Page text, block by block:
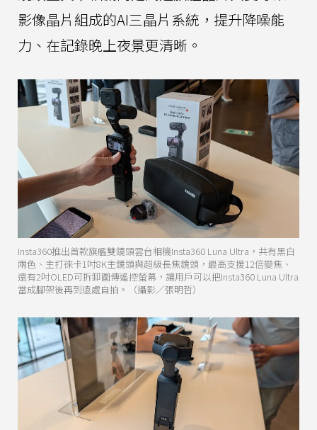
影像晶片組成的AI三晶片系統，提升降噪能
力、在記錄晚上夜景更清晰。
Insta360推出首款旗艦雙鏡頭雲台相機Insta360 Luna Ultra，共有黑白
兩色、主打徠卡1吋8K主鏡頭與超級長焦鏡頭，最高支援12倍變焦、
還有2吋OLED可拆卸圖傳遙控螢幕，讓用戶可以把Insta360 Luna Ultra
當成腳架後再到遠處自拍。（攝影／張明哲）